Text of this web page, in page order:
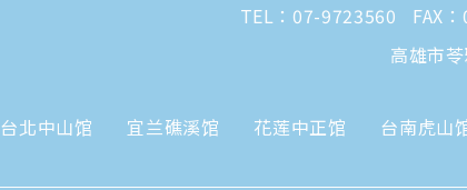
TEL： 07-9723560 FAX
高雄市
台北中山馆 宜兰礁溪馆 花莲中正馆 台南虎山